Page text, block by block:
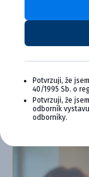
webináře
Potvrzuji, že
40/1995 Sb. o
Potvrzuji, že
odborník
odborníky.